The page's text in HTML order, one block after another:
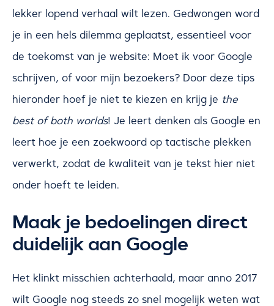
lekker lopend verhaal wilt lezen. Gedwongen word
je in een hels dilemma geplaatst, essentieel voor
de toekomst van je website: Moet ik voor Google
schrijven, of voor mijn bezoekers? Door deze tips
hieronder hoef je niet te kiezen en krijg je the
best of both worlds! Je leert denken als Google en
leert hoe je een zoekwoord op tactische plekken
verwerkt, zodat de kwaliteit van je tekst hier niet
onder hoeft te leiden.
Maak je bedoelingen direct
duidelijk aan Google
Het klinkt misschien achterhaald, maar anno 2017
wilt Google nog steeds zo snel mogelijk weten wat